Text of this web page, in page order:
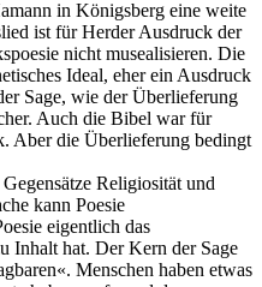
in Königsberg eine weite
ist für Herder Ausdruck der
nicht musealisieren. Die
Ideal, eher ein Ausdruck
Sage, wie der Überlieferung
Auch die Bibel war für
Aber die Überlieferung bedingt
Religiosität und
kann Poesie
eigentlich das
Inhalt hat. Der Kern der Sage
Menschen haben etwas